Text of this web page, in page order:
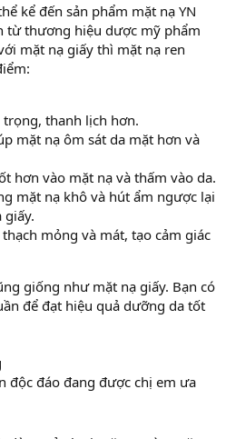
kể đến sản phẩm mặt nạ YN
từ thương hiệu dược mỹ phẩm
mặt nạ giấy thì mặt nạ ren
trọng, thanh lịch hơn.
mặt nạ ôm sát da mặt hơn và
hơn vào mặt nạ và thấm vào da.
mặt nạ khô và hút ẩm ngược lại
mỏng và mát, tạo cảm giác
giống như mặt nạ giấy. Bạn có
để đạt hiệu quả dưỡng da tốt
độc đáo đang được chị em ưa